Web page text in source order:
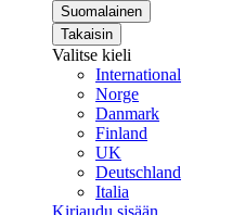
Suomalainen
Takaisin
Valitse kieli
International
Norge
Danmark
Finland
UK
Deutschland
Italia
Kirjaudu sisään